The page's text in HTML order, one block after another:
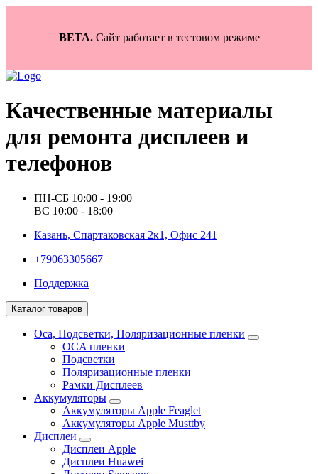
BETA.Сайт работает в тестовом режиме
Качественные материалы
для ремонта дисплеев и
телефонов
ПН-СБ 10:00 - 19:00
ВС 10:00 - 18:00
Казань, Спартаковская 2к1, Офис 241
+79063305667
Поддержка
Каталог товаров
Oca, Подсветки, Поляризационные пленки
OCA пленки
Подсветки
Поляризационные пленки
Рамки Дисплеев
Аккумуляторы
Аккумуляторы Apple Feaglet
Аккумуляторы Apple Musttby
Дисплеи
Дисплеи Apple
Дисплеи Huawei